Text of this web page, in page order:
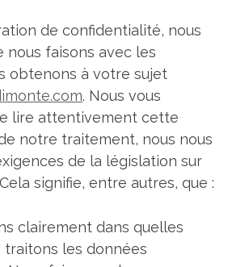
de confidentialité, nous
nous faisons avec les
obtenons à votre sujet
. Nous vous
lire attentivement cette
notre traitement, nous nous
de la législation sur
signifie, entre autres, que :
clairement dans quelles
traitons les données